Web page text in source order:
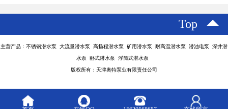
Top
主营产品：不锈钢潜水泵 大流量潜水泵 高扬程潜水泵 矿用潜水泵 耐高温潜水泵 潜油电泵 深井潜
水泵 卧式潜水泵 浮筒式潜水泵
版权所有：天津奥特泵业有限责任公司